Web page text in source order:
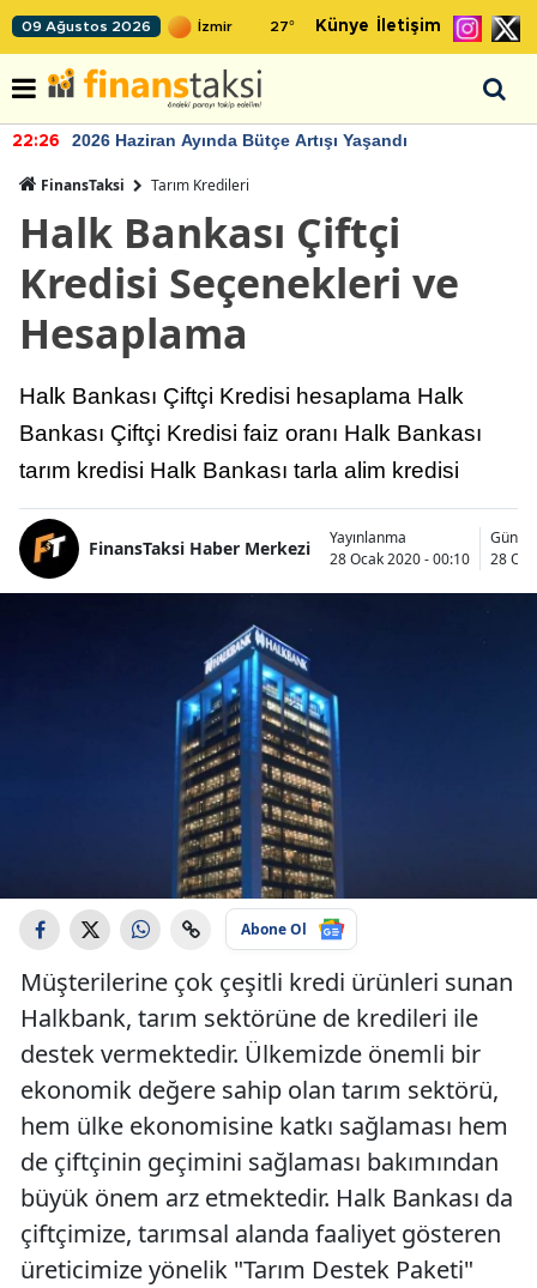
09 Ağustos 2026 27° Künye İletişim
22:26 2026 Haziran Ayında Bütçe Artışı Yaşandı
FinansTaksi Tarım Kredileri
Halk Bankası Çiftçi
Kredisi Seçenekleri ve
Hesaplama
Halk Bankası Çiftçi Kredisi hesaplama Halk
Bankası Çiftçi Kredisi faiz oranı Halk Bankası
tarım kredisi Halk Bankası tarla alim kredisi
FinansTaksi Haber Merkezi
Yayınlanma
28 Ocak 2020 - 00:10
28
Abone Ol
Müşterilerine çok çeşitli kredi ürünleri sunan
Halkbank, tarım sektörüne de kredileri ile
destek vermektedir. Ülkemizde önemli bir
ekonomik değere sahip olan tarım sektörü,
hem ülke ekonomisine katkı sağlaması hem
de çiftçinin geçimini sağlaması bakımından
büyük önem arz etmektedir. Halk Bankası da
çiftçimize, tarımsal alanda faaliyet gösteren
üreticimize yönelik "Tarım Destek Paketi"